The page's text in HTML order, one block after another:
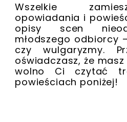
Wszelkie
opowiadania i
opisy scen
młodszego odbiorcy
czy wulgaryzmy.
oświadczasz, że
wolno Ci czytać
powieściach poniżej!